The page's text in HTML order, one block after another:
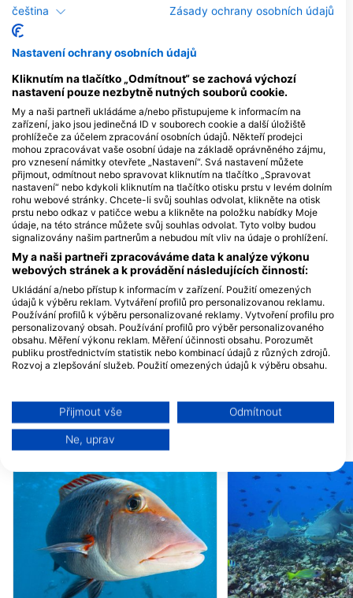
musí navštívit každý podmořský nadšenec.
Potápěčská centra
REEF SAFARI FIJI
PO Box 153, 0000 NADI, Fiji
RA DIVERS
Volivoli Circular Road, 0000
Rakiraki, Fiji
Hydro Sports Fiji
Shangri-La Resort, 679
Nadi, Fiji
Hydro Sports Fiji- Intercontinental Resort, Hydro Sports Fij i- Intercontinental Resort
InterContinental Fiji Golf
Resort &amp; Spa, 679
Natadola Bay, Fiji
Fiji Aggressor
REEF SAFARI -
InterContinental Fiji
Resort &amp; Spa,
Natadola Bay, Fiji
Reef Safari - South
Island, 0000 Port
Marina, Fiji
BIG BLUE FIJI
Dive lokalita
čeština Zásady ochrany osobních údajů
Nastavení ochrany osobních údajů
Kliknutím na tlačítko „Odmítnout“ se zachová výchozí
nastavení pouze nezbytně nutných souborů cookie.
My a naši partneři ukládáme a/nebo přistupujeme k informacím na
zařízení, jako jsou jedinečná ID v souborech cookie a další úložiště
prohlížeče za účelem zpracování osobních údajů. Někteří prodejci
mohou zpracovávat vaše osobní údaje na základě oprávněného zájmu,
pro vznesení námitky otevřete „Nastavení“. Svá nastavení můžete
přijmout, odmítnout nebo spravovat kliknutím na tlačítko „Spravovat
nastavení“ nebo kdykoli kliknutím na tlačítko otisku prstu v levém dolním
rohu webové stránky. Chcete-li svůj souhlas odvolat, klikněte na otisk
prstu nebo odkaz v patičce webu a klikněte na položku nabídky Moje
údaje, na této stránce můžete svůj souhlas odvolat. Tyto volby budou
signalizovány našim partnerům a nebudou mít vliv na údaje o prohlížení.
My a naši partneři zpracováváme data k analýze výkonu
webových stránek a k provádění následujících činností:
Ukládání a/nebo přístup k informacím v zařízení. Použití omezených
údajů k výběru reklam. Vytváření profilů pro personalizovanou reklamu.
Používání profilů k výběru personalizované reklamy. Vytvoření profilu pro
personalizovaný obsah. Používání profilů pro výběr personalizovaného
obsahu. Měření výkonu reklam. Měření účinnosti obsahu. Porozumět
publiku prostřednictvím statistik nebo kombinací údajů z různých zdrojů.
Rozvoj a zlepšování služeb. Použití omezených údajů k výběru obsahu.
Data mohou být sdílena mimo Evropskou unii a odesílána do USA.
Váš souhlas a zásady používání cookie se vztahují pouze na tento
web/aplikaci.
Vaše údaje používáme pro následující účely:
Účely zpracování IAB:
Ukládání a/nebo přístup k informacím v
zařízení
Použití omezených údajů k výběru reklam
Přijmout vše Odmítnout
Ne, uprav